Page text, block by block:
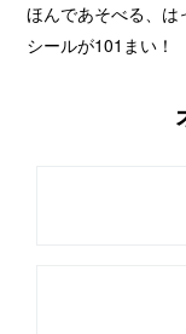
ほんであそべる、は
シールが101まい！